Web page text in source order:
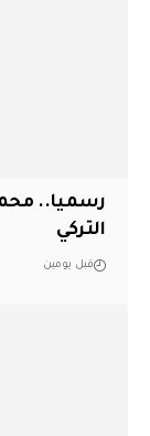
رسميا..
التركي
قبل يومين